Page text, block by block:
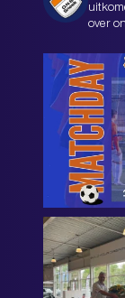
over